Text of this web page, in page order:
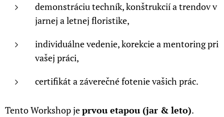
demonstráciu techník, konštrukcií a trendov v
jarnej a letnej floristike,
individuálne vedenie, korekcie a mentoring pri
vašej práci,
certifikát a záverečné fotenie vašich prác.
Tento Workshop jeprvou etapou (jar & leto).